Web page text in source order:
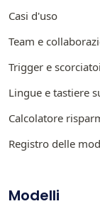
Casi d'uso
Team e
Trigger e
Lingue e tastiere
Calcolatore
Registro delle
Modelli